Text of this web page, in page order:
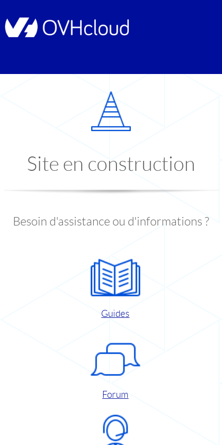
Site en construction
Besoin d'assistance ou d'informations ?
Guides
Forum